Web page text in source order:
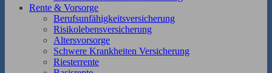
Rente & Vorsorge
Berufs­unfähigkeitsversicherung
Risikolebensversicherung
Altersvorsorge
Schwere Krankheiten Versicherung
Riesterrente